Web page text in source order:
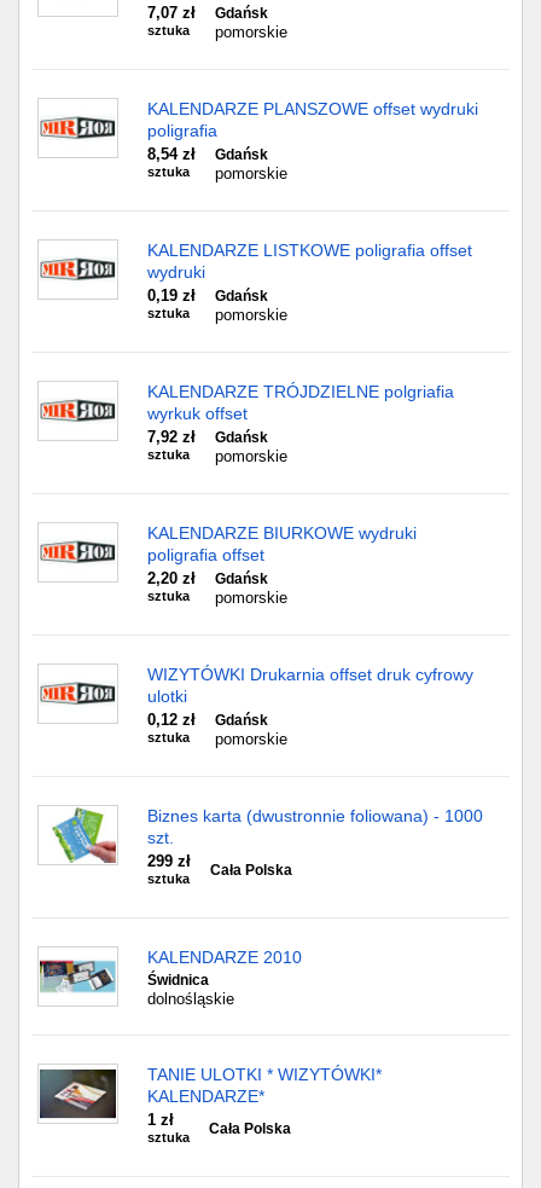
7,07 zł
sztuka
Gdańsk
pomorskie
KALENDARZE PLANSZOWE offset wydruki
poligrafia
8,54 zł
sztuka
Gdańsk
pomorskie
KALENDARZE LISTKOWE poligrafia offset
wydruki
0,19 zł
sztuka
Gdańsk
pomorskie
KALENDARZE TRÓJDZIELNE polgriafia
wyrkuk offset
7,92 zł
sztuka
Gdańsk
pomorskie
KALENDARZE BIURKOWE wydruki
poligrafia offset
2,20 zł
sztuka
Gdańsk
pomorskie
WIZYTÓWKI Drukarnia offset druk cyfrowy
ulotki
0,12 zł
sztuka
Gdańsk
pomorskie
Biznes karta (dwustronnie foliowana) - 1000
szt.
299 zł
sztuka
Cała Polska
KALENDARZE 2010
Świdnica
dolnośląskie
TANIE ULOTKI * WIZYTÓWKI*
KALENDARZE*
1 zł
sztuka
Cała Polska